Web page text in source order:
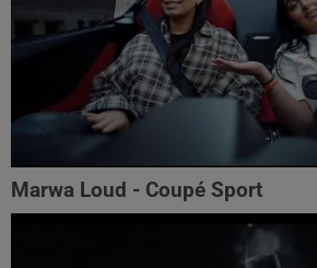
Marwa Loud - Coupé Sport